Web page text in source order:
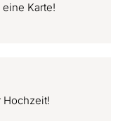
Karte!